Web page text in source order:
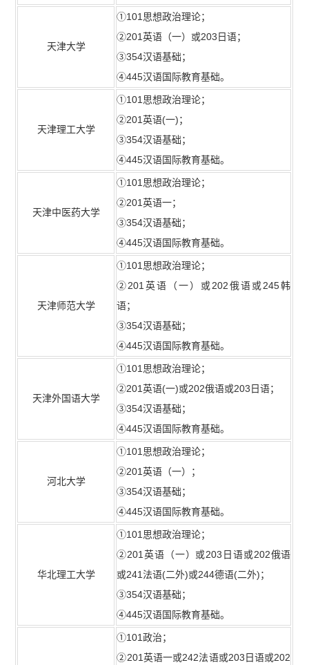
天津大学
①101思想政治理论；
②201英语（一）或203日语；
③354汉语基础；
④445汉语国际教育基础。
天津理工大学
①101思想政治理论；
②201英语(一)；
③354汉语基础；
④445汉语国际教育基础。
天津中医药大学
①101思想政治理论；
②201英语一；
③354汉语基础；
④445汉语国际教育基础。
天津师范大学
①101思想政治理论；
②201英语（一）或202俄语或245韩
语；
③354汉语基础；
④445汉语国际教育基础。
天津外国语大学
①101思想政治理论；
②201英语(一)或202俄语或203日语；
③354汉语基础；
④445汉语国际教育基础。
河北大学
①101思想政治理论；
②201英语（一）；
③354汉语基础；
④445汉语国际教育基础。
华北理工大学
①101思想政治理论；
②201英语（一）或203日语或202俄语
或241法语(二外)或244德语(二外)；
③354汉语基础；
④445汉语国际教育基础。
①101政治；
②201英语一或242法语或203日语或202